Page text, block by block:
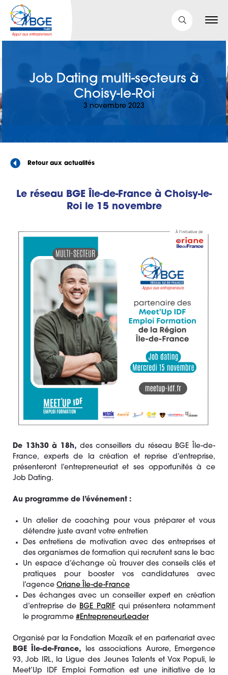
Job Dating multi-secteurs à
Choisy-le-Roi
3 novembre 2023
Retour aux actualités
Le réseau BGE Île-de-France à Choisy-le-
Roi le 15 novembre
De 13h30 à 18h, des conseillers du réseau BGE Île-de-
France, experts de la création et reprise d’entreprise,
présenteront l’entrepreneuriat et ses opportunités à ce
Job Dating.
Au programme de l’événement :
Un atelier de coaching pour vous préparer et vous
détendre juste avant votre entretien
Des entretiens de motivation avec des entreprises et
des organismes de formation qui recrutent sans le bac
Un espace d’échange où trouver des conseils clés et
pratiques pour booster vos candidatures avec
l’agence Oriane Île-de-France
Des échanges avec un conseiller expert en création
d’entreprise de BGE PaRIFqui présentera notamment
le programme #EntrepreneurLeader
Organisé par la Fondation Mozaïk et en partenariat avec
BGE Île-de-France, les associations Aurore, Emergence
93, Job IRL, la Ligue des Jeunes Talents et Vox Populi, le
Meet’Up IDF Emploi Formation est une initiative de la